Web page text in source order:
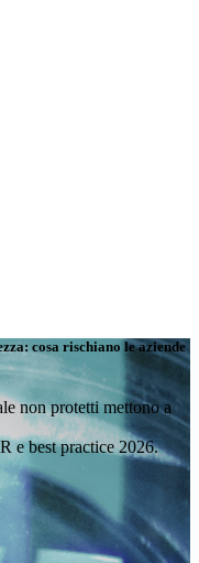
cosa rischiano le aziende
non protetti mettono a
e best practice 2026.